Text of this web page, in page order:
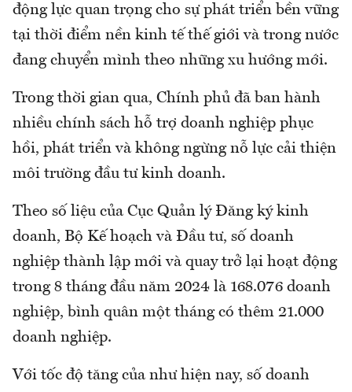
động lực quan trọng cho sự phát triển bền vững
tại thời điểm nền kinh tế thế giới và trong nước
đang chuyển mình theo những xu hướng mới.
Trong thời gian qua, Chính phủ đã ban hành
nhiều chính sách hỗ trợ doanh nghiệp phục
hồi, phát triển và không ngừng nỗ lực cải thiện
môi trường đầu tư kinh doanh.
Theo số liệu của Cục Quản lý Đăng ký kinh
doanh, Bộ Kế hoạch và Đầu tư, số doanh
nghiệp thành lập mới và quay trở lại hoạt động
trong 8 tháng đầu năm 2024 là 168.076 doanh
nghiệp, bình quân một tháng có thêm 21.000
doanh nghiệp.
Với tốc độ tăng của như hiện nay, số doanh